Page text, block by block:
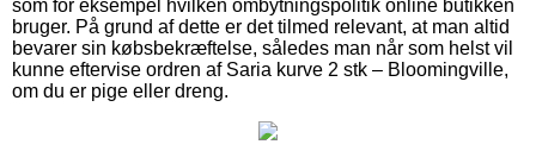
som for eksempel hvilken ombytningspolitik online butikken
bruger. På grund af dette er det tilmed relevant, at man altid
bevarer sin købsbekræftelse, således man når som helst vil
kunne eftervise ordren af Saria kurve 2 stk – Bloomingville,
om du er pige eller dreng.